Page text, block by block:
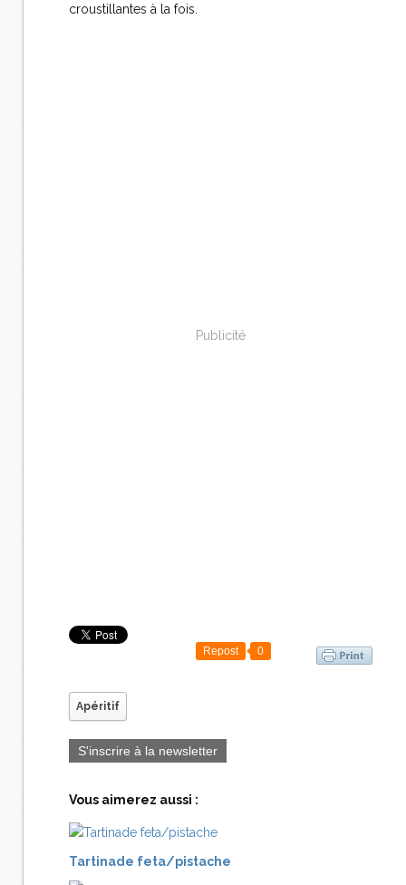
croustillantes à la fois.
Publicité
Repost 0
Apéritif
S'inscrire à la newsletter
Vous aimerez aussi :
Tartinade feta/pistache